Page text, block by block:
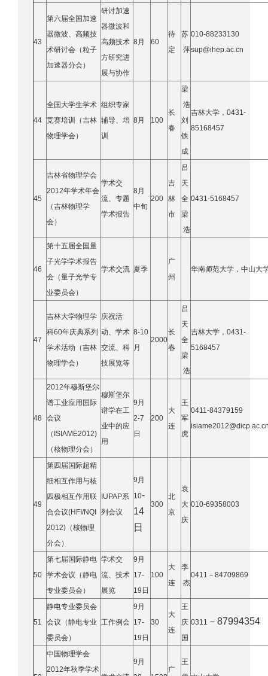
43
第六届全国加速
器微波、高频技
术研讨会（粒子
加速器分会）
研讨加速
器微波和
高频技术
方研究进
展与协作
8月 60
待
定
苏
萍
010-88233130
sup@ihep.ac.cn
44
全国大学生学术
竞赛培训（吉林
物理学会）
组织专家
辅导、培
训
8月 100
长
春
梁
浩
刘
铁
成
吉林大学，0431-
85168457
45
吉林省物理学会
2012年学术年会
（吉林物理学
会）
学术交
流、专题
学术报告
8月
中旬
200
吉
林
市
吕
天
全
梁
浩
0431-5168457
46
第十五届全国量
子光学学术报告
会（量子光学专
业委员会）
学术交流 夏季
广
州
华南师范大学，中山大
47
吉林大学物理学
科60年庆典系列
学术活动（吉林
物理学会）
庆祝活
动、学术
交流、科
技展览等
8-10
月
2000
长
春
吕
天
全
梁
浩
吉林大学，0431-
5168457
48
2012年穆斯堡尔
谱工业应用国际
会议
（ISIAME2012)
（核物理分会）
穆斯堡尔
谱学在工
业中的应
用
9月
2-7
日
200
大
连
王
军
虎
0411-84379159
49
第四届国际超精
细相互作用与核
四极相互作用联
合会议(HFI/NQI
2012)（核物理
分会）
IUPAP系
列会议
9月
10-
14
日
300
北
京
袁
大
庆
010-69358003
50
第七届国际静电
学术会议（静电
专业委员会）
学术交
流、技术
展览
9月
17-
19日
100
大
连
李
杰
0411 －84709869
51
静电专业委员会
会议（静电专业
委员会）
工作例会
9月
17-
19日
30
大
连
王
庆
国
0311 －87994354
中国物理学会
2012年秋季学术
9月
广
王